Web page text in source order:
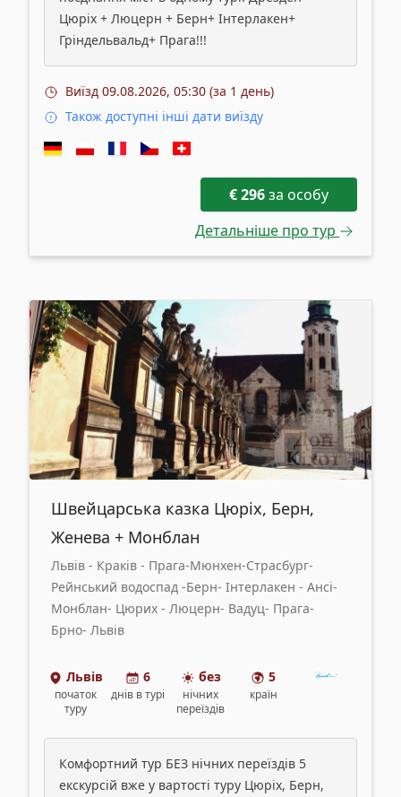
Цюріх + Люцерн + Берн+ Інтерлакен+
Гріндельвальд+ Прага!!!
Виїзд 09.08.2026, 05:30 (за 1 день)
Також доступні інші дати виїзду
€296за особу
Детальніше про тур
Швейцарська казка Цюріх, Берн,
Женева + Монблан
Львів - Краків - Прага-Мюнхен-Страсбург-
Рейнський водоспад -Берн- Інтерлакен - Ансі-
Монблан- Цюрих - Люцерн- Вадуц- Прага-
Брно- Львів
Львів
початок
туру
6
днів в турі
без
нічних
переїздів
5
країн
Комфортний тур БЕЗ нічних переїздів 5
екскурсій вже у вартості туру Цюріх, Берн,